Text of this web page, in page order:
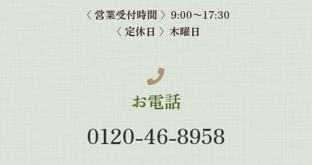
〈 営業受付時間 〉9:00〜17:30
〈 定休日 〉 木曜日

お電話
0120-46-8958